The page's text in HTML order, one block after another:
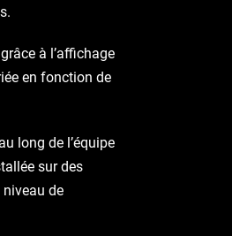
à l’affichage
en fonction de
long de l’équipe
sur des
de